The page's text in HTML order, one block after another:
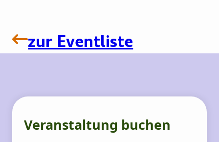
zur Eventliste
Veranstaltung buchen